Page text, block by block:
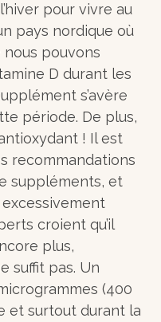
pour vivre au
pays nordique où
pouvons
D durant les
s’avère
période. De plus,
! Il est
recommandations
suppléments, et
croient qu’il
plus,
suffit pas. Un
(400
et surtout durant la